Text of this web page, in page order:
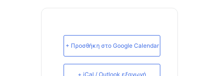
+ Προσθήκη στο Google Calendar
+ iCal / Outlook εξαγωγή